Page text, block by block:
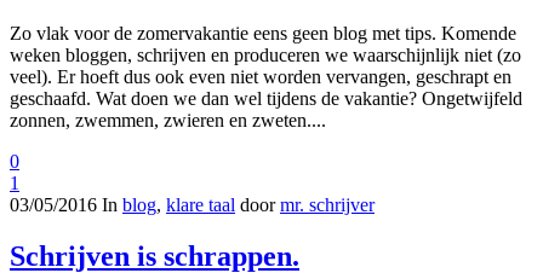
Zo vlak voor de zomervakantie eens geen blog met tips. Komende
weken bloggen, schrijven en produceren we waarschijnlijk niet (zo
veel). Er hoeft dus ook even niet worden vervangen, geschrapt en
geschaafd. Wat doen we dan wel tijdens de vakantie? Ongetwijfeld
zonnen, zwemmen, zwieren en zweten....
0
1
03/05/2016 In blog, klare taal door mr. schrijver
Schrijven is schrappen.